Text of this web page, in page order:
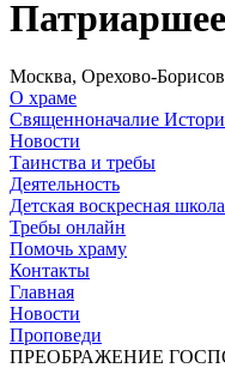
Москва, Орехово-
О храме
Священноначалие
Новости
Таинства и требы
Деятельность
Детская воскресная школа
Требы онлайн
Помочь храму
Контакты
Главная
Новости
Проповеди
ПРЕОБРАЖЕНИЕ